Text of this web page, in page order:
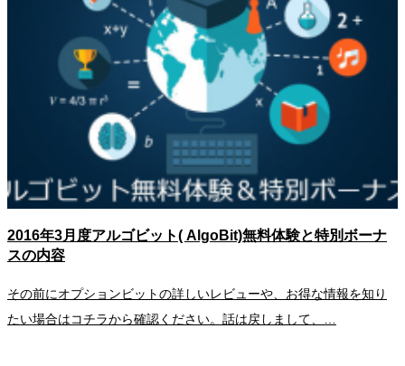
2016年3月度アルゴビット( AlgoBit)無料体験と特別ボーナ
スの内容
その前にオプションビットの詳しいレビューや、お得な情報を知り
たい場合はコチラから確認ください。話は戻しまして、…